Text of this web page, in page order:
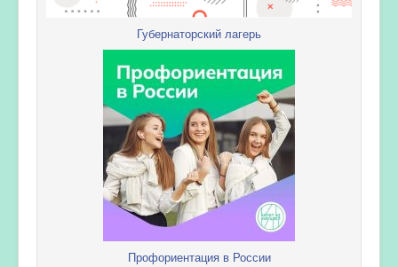
Губернаторский лагерь
Профориентация в России